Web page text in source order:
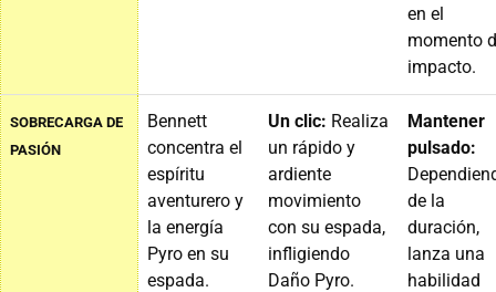
en el
momento
impacto.
SOBRECARGA DE
PASIÓN
Bennett
concentra el
espíritu
aventurero y
la energía
Pyro en su
espada.
Un clic: Realiza
un rápido y
ardiente
movimiento
con su espada,
infligiendo
Daño Pyro.
Mantener
pulsado:
de la
duración,
lanza una
habilidad